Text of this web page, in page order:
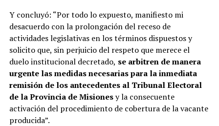
Y concluyó: “Por todo lo expuesto, manifiesto mi
desacuerdo con la prolongación del receso de
actividades legislativas en los términos dispuestos y
solicito que, sin perjuicio del respeto que merece el
duelo institucional decretado, se arbitren de manera
urgente las medidas necesarias para la inmediata
remisión de los antecedentes al Tribunal Electoral
de la Provincia de Misionesy la consecuente
activación del procedimiento de cobertura de la vacante
producida”.